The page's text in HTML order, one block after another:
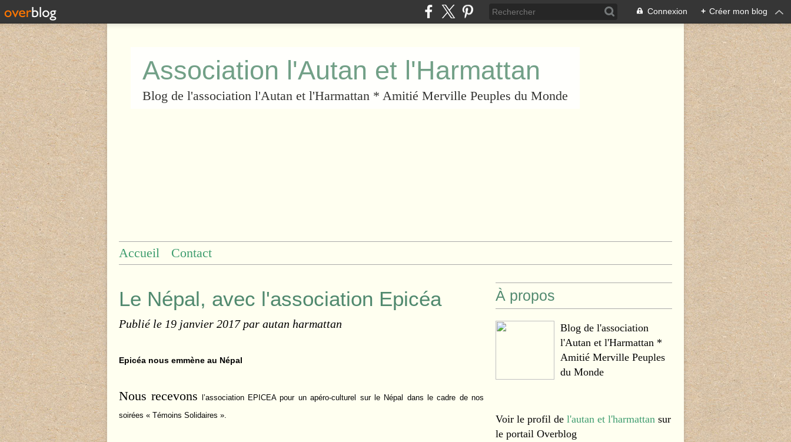
Connexion + Créer mon blog
Association l'Autan et l'Harmattan
Blog de l'association l'Autan et l'Harmattan * Amitié Merville Peuples du Monde
Accueil Contact
Le Népal, avec l'association Epicéa
Publié le 19 janvier 2017 par autan harmattan
Epicéa nous emmène au Népal
Nous recevons l’association EPICEA pour un apéro-culturel sur le Népal dans le cadre de nos
soirées « Témoins Solidaires ».
À propos
Blog de l'association
l'Autan et l'Harmattan *
Amitié Merville Peuples
du Monde
Voir le profil de l'autan et l'harmattan sur
le portail Overblog